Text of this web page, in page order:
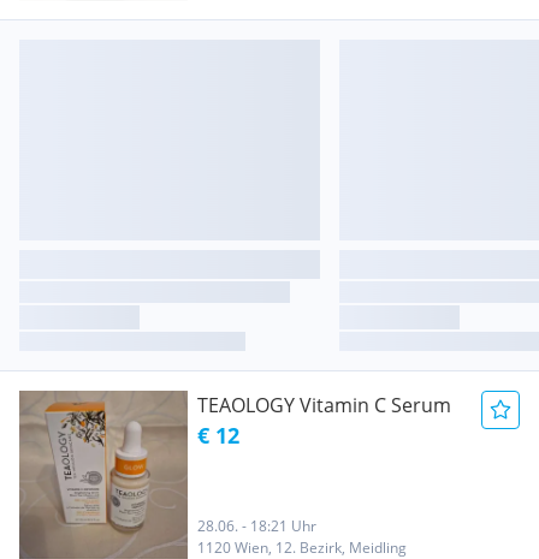
TEAOLOGY Vitamin C Serum
€ 12
28.06. - 18:21 Uhr
1120 Wien, 12. Bezirk, Meidling